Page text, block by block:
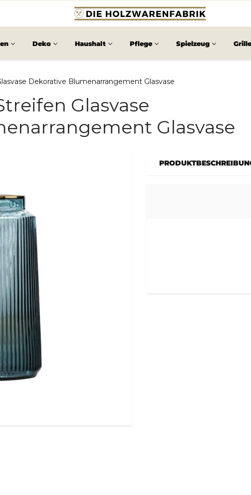
Deko Haushalt Pflege Spielzeug
Dekorative Blumenarrangement Glasvase
Glasvase
Glasvase